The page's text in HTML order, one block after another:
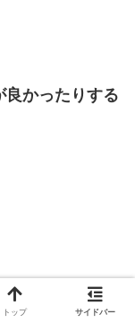
良かったりする
トップ サイドバー